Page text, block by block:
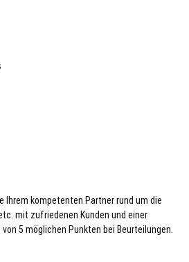
Ihrem kompetenten Partner rund um die
mit zufriedenen Kunden und einer
5 möglichen Punkten bei Beurteilungen.